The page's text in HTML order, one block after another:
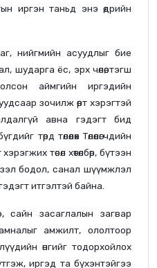
иргэн таньд энэ өдрийн
нийгмийн асуудлыг бие
ёс, эрх чөлөө, тэгш
аймгийн иргэдийн
зочилж өөрт хэрэгтэй
авна гэдэгт бид
төрд төлөөлөх Төлөөлөгчдийн
төсөл хөтөлбөр, бүтээн
бодол, санал шүүмжлэл
итгэлтэй байна.
сайн засаглалын загвар
амжилт, ололтоор
өнгийг тодорхойлох
иргэд та бүхэнтэйгээ